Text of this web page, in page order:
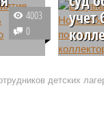
4003
0
учет
В
учет
детских